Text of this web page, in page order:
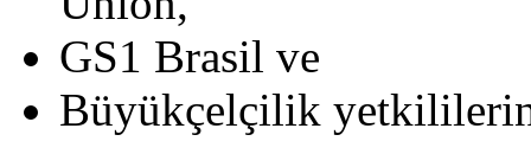
GS1 Brasil ve
Büyükçelçilik